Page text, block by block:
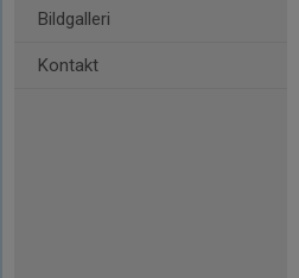
Bildgalleri
Kontakt